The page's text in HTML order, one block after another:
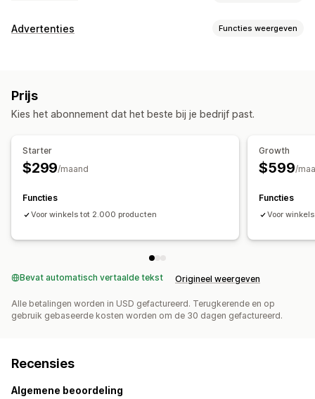
Aanpassing van feeds
Feedbeheer
Advertenties Functies weergeven
Campagne beheren
Prestatie-analytics
Prestaties volgen
ROI-analyse
Prijs
Kies het abonnement dat het beste bij je bedrijf past.
Starter
$299/maand
Functies
Voor winkels tot 2.000 producten
Growth
$599/
Functies
Voor
Bevat automatisch vertaalde tekst Origineel weergeven
Alle betalingen worden in USD gefactureerd. Terugkerende en op
gebruik gebaseerde kosten worden om de 30 dagen gefactureerd.
Recensies
Algemene beoordeling